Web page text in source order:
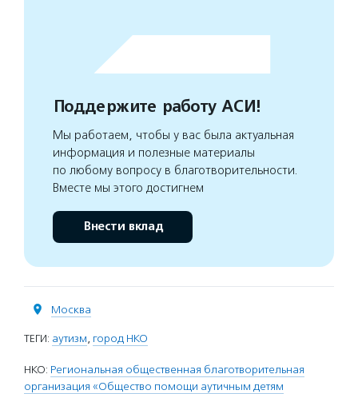
Поддержите работу АСИ!
Мы работаем, чтобы у вас была актуальная
информация и полезные материалы
по любому вопросу в благотворительности.
Вместе мы этого достигнем
Внести вклад
Москва
ТЕГИ: аутизм, город НКО
НКО: Региональная общественная благотворительная
организация «Общество помощи аутичным детям